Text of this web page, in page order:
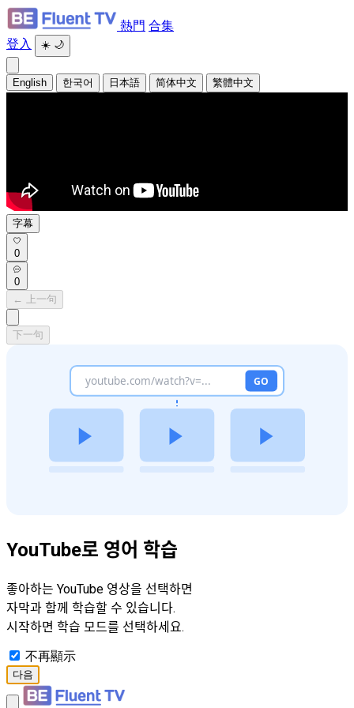
熱門 合集
登入
☀️ 🌙
English 한국어 日本語 简体中文 繁體中文
字幕
0
0
← 上一句
下一句
YouTube로 영어 학습
좋아하는 YouTube 영상을 선택하면
자막과 함께 학습할 수 있습니다.
시작하면 학습 모드를 선택하세요.
不再顯示
다음